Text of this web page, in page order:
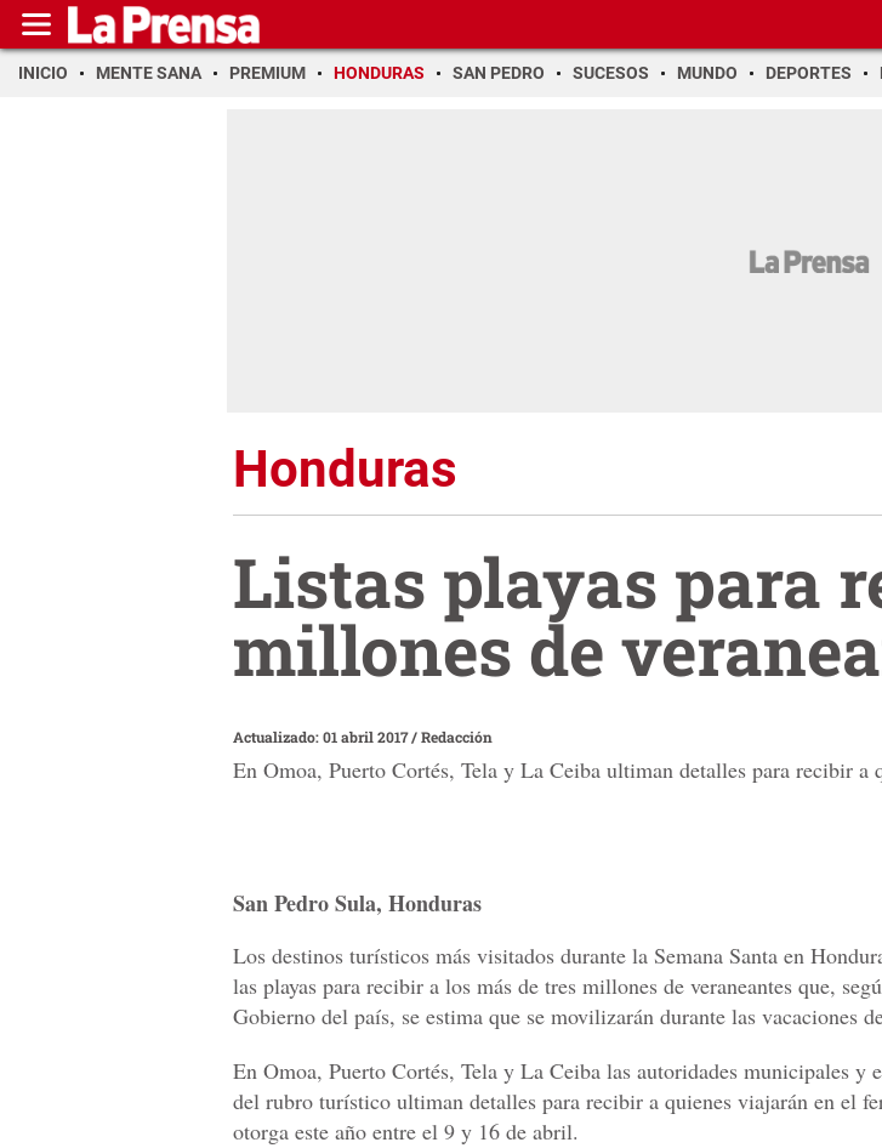
INICIO MENTE SANA PREMIUM HONDURAS SAN PEDRO SUCESOS MUNDO DEPORTES
Honduras
Listas playas para
millones de
Actualizado: 01 abril 2017/Redacción
En Omoa, Puerto Cortés, Tela y La Ceiba ultiman detalles para recibir a
San Pedro Sula, Honduras
Los destinos turísticos más visitados durante la Semana Santa en
las playas para recibir a los más de tres millones de veraneantes que,
Gobierno del país, se estima que se movilizarán durante las vacaciones
En Omoa, Puerto Cortés, Tela y La Ceiba las autoridades municipales y
del rubro turístico ultiman detalles para recibir a quienes viajarán en el
otorga este año entre el 9 y 16 de abril.